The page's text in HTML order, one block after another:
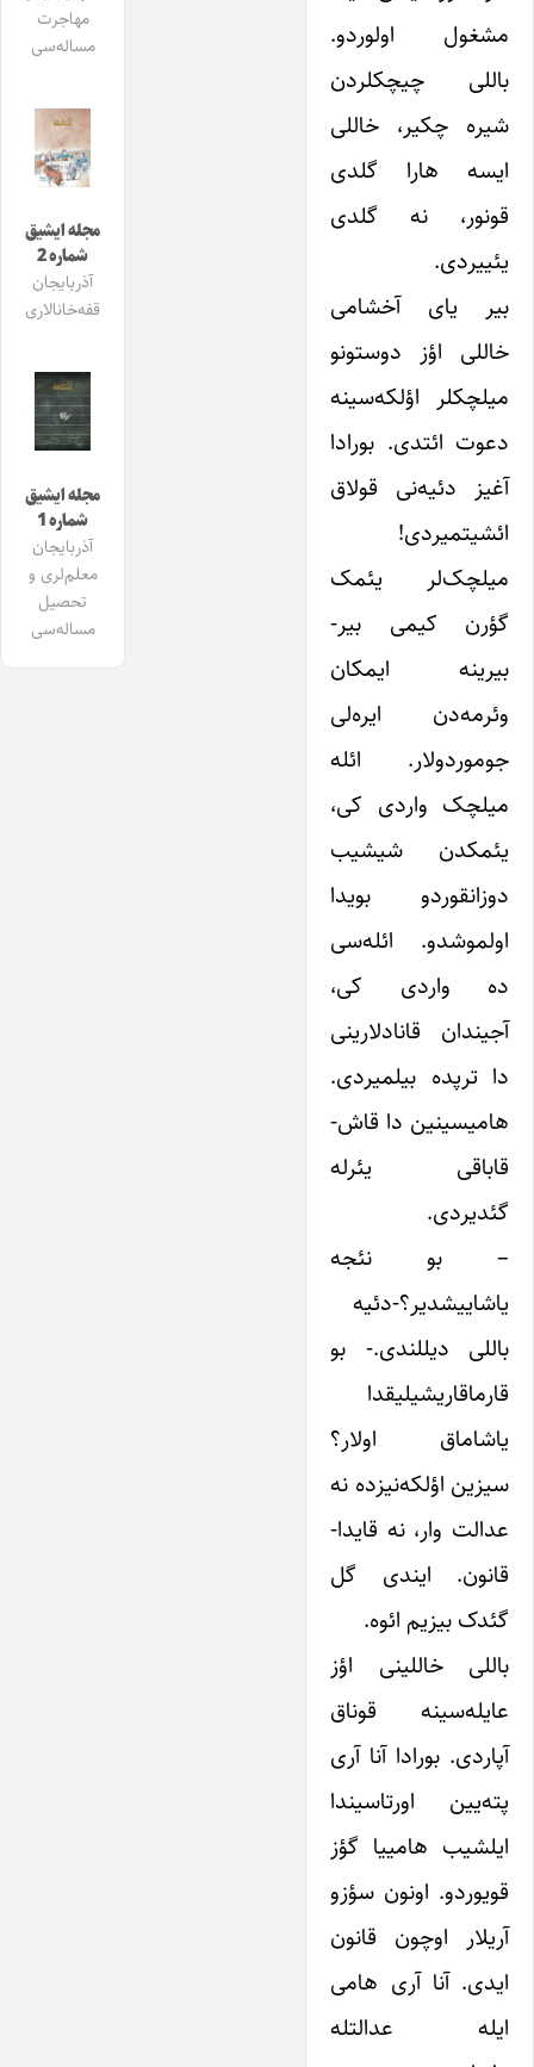
مشغول اولوردو.
باللی چیچکلردن
شیره چکیر، خاللی
ایسه هارا گلدی
قونور، نه گلدی
یئییردی.
بیر یای آخشامی
خاللی اؤز دوستونو
میلچکلر اؤلکه‌سینه
دعوت ائتدی. بورادا
آغیز دئیه‌نی قولاق
ائشیتمیردی!
میلچک‌لر یئمک
گؤرن کیمی بیر-
بیرینه ایمکان
وئرمه‌دن ایره‌لی
جوموردولار. ائله
میلچک واردی کی،
یئمکدن شیشیب
دوزانقوردو بویدا
اولموشدو. ائله‌سی
ده واردی کی،
آجیندان قانادلارینی
دا ترپده بیلمیردی.
هامیسینین دا قاش-
قاباقی یئرله
گئدیردی.
– بو نئجه
یاشاییشدیر؟-دئیه
باللی دیللندی.- بو
قارماقاریشیلیقدا
یاشاماق اولار؟
سیزین اؤلکه‌نیزده نه
عدالت وار، نه قایدا-
قانون. ایندی گل
گئدک بیزیم ائوه.
باللی خاللینی اؤز
عایله‌سینه قوناق
آپاردی. بورادا آنا آری
پته‌یین اورتاسیندا
ایلشیب هامییا گؤز
قویوردو. اونون سؤزو
آریلار اوچون قانون
ایدی. آنا آری هامی
ایله عدالتله
مهاجرت
مساله‌سی
مجله ایشیق
شماره 2
آذربایجان
قفه‌خانالاری
مجله ایشیق
شماره 1
آذربایجان
معلم‌لری و
تحصیل
مساله‌سی